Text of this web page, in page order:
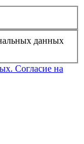
данных
Согласие на